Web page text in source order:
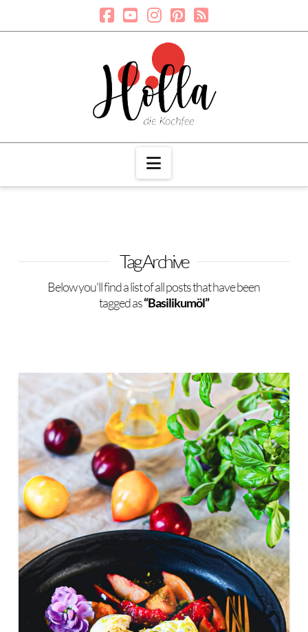
Navigation
Tag Archive
Below you'll find a list of all posts that have been
tagged as“Basilikumöl”